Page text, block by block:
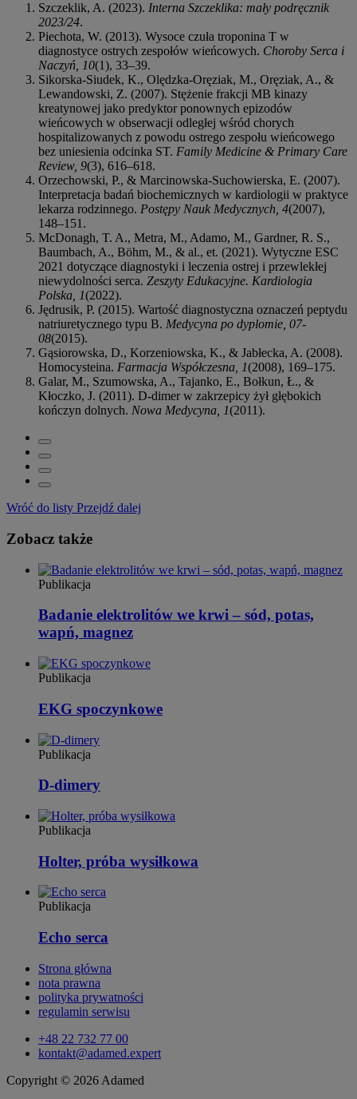
Szczeklik, A. (2023). Interna Szczeklika: mały podręcznik
2023/24.
Piechota, W. (2013). Wysoce czuła troponina T w
diagnostyce ostrych zespołów wieńcowych. Choroby Serca i
Naczyń, 10(1), 33–39.
Sikorska-Siudek, K., Olędzka-Oręziak, M., Oręziak, A., &
Lewandowski, Z. (2007). Stężenie frakcji MB kinazy
kreatynowej jako predyktor ponownych epizodów
wieńcowych w obserwacji odległej wśród chorych
hospitalizowanych z powodu ostrego zespołu wieńcowego
bez uniesienia odcinka ST. Family Medicine & Primary Care
Review, 9(3), 616–618.
Orzechowski, P., & Marcinowska-Suchowierska, E. (2007).
Interpretacja badań biochemicznych w kardiologii w praktyce
lekarza rodzinnego. Postępy Nauk Medycznych, 4(2007),
148–151.
McDonagh, T. A., Metra, M., Adamo, M., Gardner, R. S.,
Baumbach, A., Böhm, M., & al., et. (2021). Wytyczne ESC
2021 dotyczące diagnostyki i leczenia ostrej i przewlekłej
niewydolności serca. Zeszyty Edukacyjne. Kardiologia
Polska, 1(2022).
Jędrusik, P. (2015). Wartość diagnostyczna oznaczeń peptydu
natriuretycznego typu B. Medycyna po dyplomie, 07-
08(2015).
Gąsiorowska, D., Korzeniowska, K., & Jabłecka, A. (2008).
Homocysteina. Farmacja Współczesna, 1(2008), 169–175.
Galar, M., Szumowska, A., Tajanko, E., Bołkun, Ł., &
Kłoczko, J. (2011). D-dimer w zakrzepicy żył głębokich
kończyn dolnych. Nowa Medycyna, 1(2011).
Wróć do listy Przejdź dalej
Zobacz także
Publikacja
Badanie elektrolitów we krwi – sód, potas,
wapń, magnez
Publikacja
EKG spoczynkowe
Publikacja
D-dimery
Publikacja
Holter, próba wysiłkowa
Publikacja
Echo serca
Strona główna
nota prawna
polityka prywatności
regulamin serwisu
+48 22 732 77 00
kontakt@adamed.expert
Copyright © 2026 Adamed